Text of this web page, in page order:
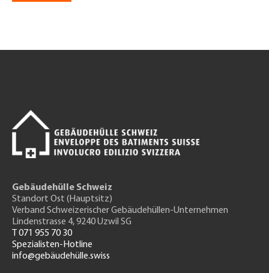
Gebäudehülle Schweiz
Standort Ost (Hauptsitz)
Verband Schweizerischer Gebäudehüllen-Unternehmen
Lindenstrasse 4, 9240 Uzwil SG
T 071 955 70 30
Spezialisten-Hotline
info@gebäudehülle.swiss